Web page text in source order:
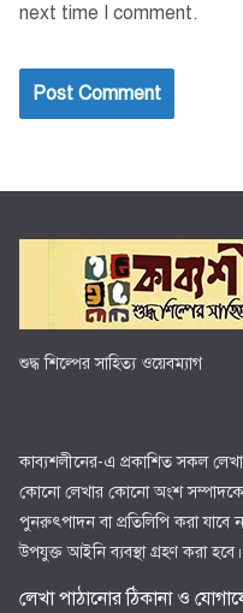
next time I comment.
শুদ্ধ শিল্পের সাহিত্য ওয়েবম্যাগ
কাব্যশলীনের-এ প্রকাশিত সকল লেখা
কোনো লেখার কোনো অংশ
পুনরুৎপাদন বা প্রতিলিপি করা যাবে
উপযুক্ত আইনি ব্যবস্থা গ্রহণ করা হবে।
লেখা পাঠানোর ঠিকানা ও